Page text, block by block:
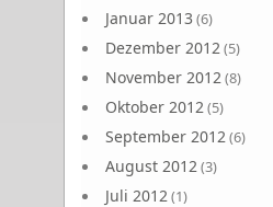
Januar 2013 (6)
Dezember 2012(5)
November 2012(8)
Oktober 2012(5)
September 2012(6)
August 2012(3)
Juli 2012(1)